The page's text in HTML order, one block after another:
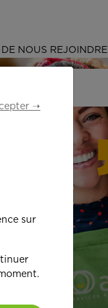
NOUS REJOINDRE
!
➝
sur